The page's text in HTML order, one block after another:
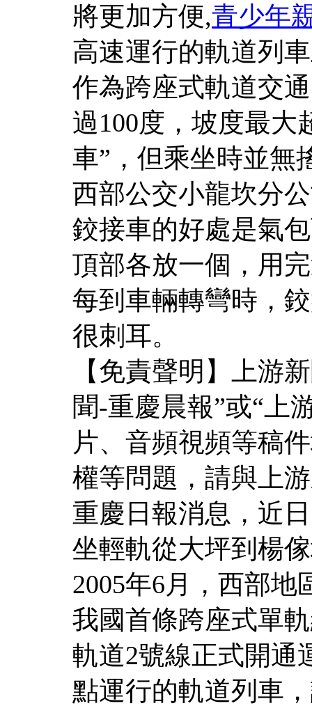
將更加方便,青少年
高速運行的軌道列
作為跨座式軌道交
過100度，坡度最大
車”，但乘坐時並無
西部公交小龍坎分
鉸接車的好處是氣
頂部各放一個，用
每到車輛轉彎時，
很刺耳。
【免責聲明】上游
聞-重慶晨報”或“上
片、音頻視頻等稿
權等問題，請與上
重慶日報消息，近
坐輕軌從大坪到楊
2005年6月，西部
我國首條跨座式單
軌道2號線正式開通
點運行的軌道列車